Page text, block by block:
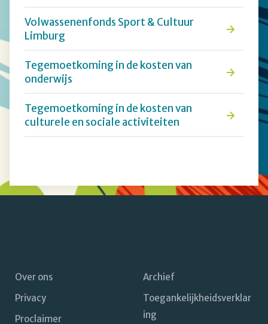
Volwassenenfonds Sport & Cultuur
Limburg
Tegemoetkoming in de kosten van
onderwijs
Tegemoetkoming in de kosten van
culturele en sociale activiteiten
Footer
Over ons
Privacy
Proclaimer
Archief
Toegankelijkheidsverklar
ing